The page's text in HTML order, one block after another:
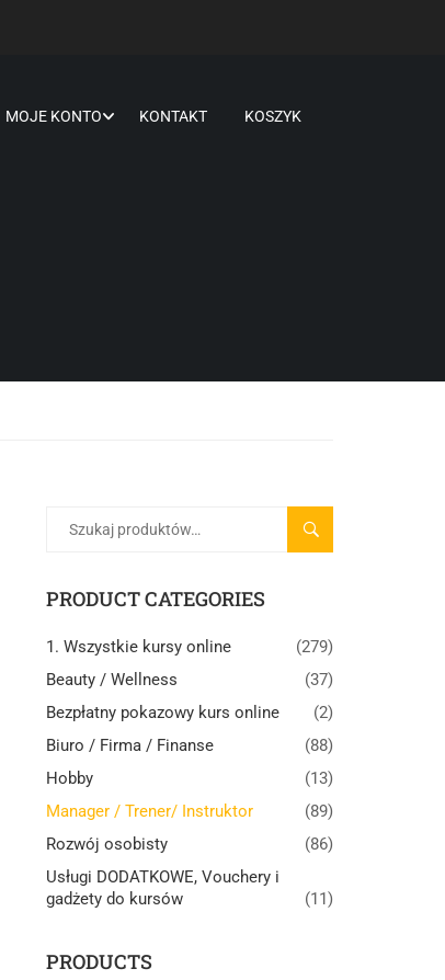
MOJE KONTO KONTAKT KOSZYK
SZUKAJ
PRODUCT CATEGORIES
1. Wszystkie kursy online
(279)
Beauty / Wellness
(37)
Bezpłatny pokazowy kurs online
(2)
Biuro / Firma / Finanse
(88)
Hobby
(13)
Manager / Trener/ Instruktor
(89)
Rozwój osobisty
(86)
Usługi DODATKOWE, Vouchery i
gadżety do kursów
(11)
PRODUCTS